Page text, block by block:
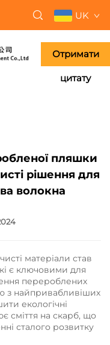
UK
Отримати
цитату
пляшки
рішення для
волокна
матеріали став
є ключовими для
перероблених
з найпривабливіших
екологічні
сміття на скарб, що
сталого розвитку